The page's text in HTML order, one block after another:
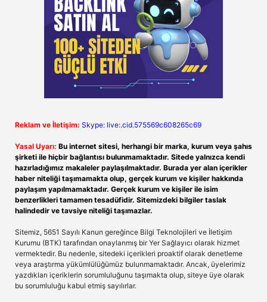
Reklam ve İletişim: Skype: live:.cid.575569c608265c69
Yasal Uyarı: Bu internet sitesi, herhangi bir marka, kurum veya şahıs
şirketi ile hiçbir bağlantısı bulunmamaktadır. Sitede yalnızca kendi
hazırladığımız makaleler paylaşılmaktadır. Burada yer alan içerikler
haber niteliği taşımamakta olup, gerçek kurum ve kişiler hakkında
paylaşım yapılmamaktadır. Gerçek kurum ve kişiler ile isim
benzerlikleri tamamen tesadüfidir. Sitemizdeki bilgiler taslak
halindedir ve tavsiye niteliği taşımazlar.
Sitemiz, 5651 Sayılı Kanun gereğince Bilgi Teknolojileri ve İletişim
Kurumu (BTK) tarafından onaylanmış bir Yer Sağlayıcı olarak hizmet
vermektedir. Bu nedenle, sitedeki içerikleri proaktif olarak denetleme
veya araştırma yükümlülüğümüz bulunmamaktadır. Ancak, üyelerimiz
yazdıkları içeriklerin sorumluluğunu taşımakta olup, siteye üye olarak
bu sorumluluğu kabul etmiş sayılırlar.